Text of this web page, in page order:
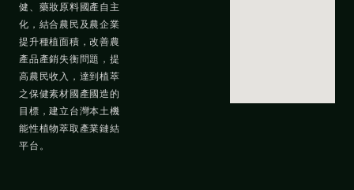
健、藥妝原料國產自主
化，結合農民及農企業
提升種植面積，改善農
產品產銷失衡問題，提
高農民收入，達到植萃
之保健素材國產國造的
目標，建立台灣本土機
能性植物萃取產業鏈結
平台。